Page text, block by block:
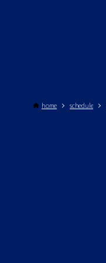
home schedule